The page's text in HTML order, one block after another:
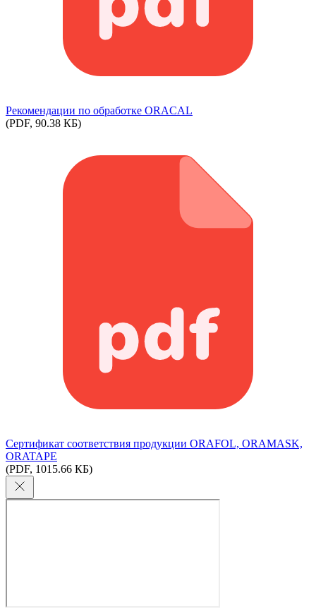
Рекомендации по обработке ORACAL
(PDF, 90.38 КБ)
Сертификат соответствия продукции ORAFOL, ORAMASK,
ORATAPE
(PDF, 1015.66 КБ)